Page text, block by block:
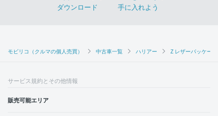
モビリコ（クルマの個人売買） 中古車一覧 ハリアー Z レザーパッケージ
サービス規約とその他情報
販売可能エリア